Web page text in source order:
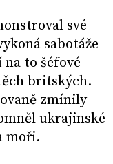
své
sabotáže
to šéfové
britských.
zmínily
ukrajinské
moři.